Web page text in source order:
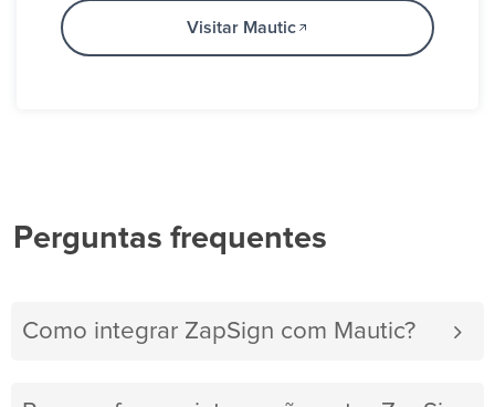
Visitar Mautic
Perguntas frequentes
Como integrar ZapSign com Mautic?